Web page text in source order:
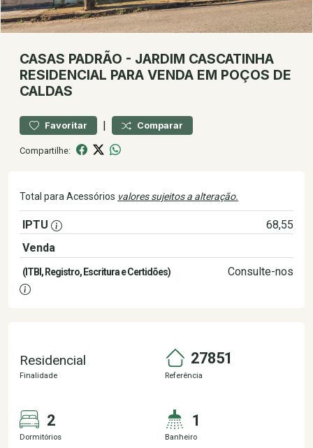
CASAS PADRÃO - JARDIM CASCATINHA
RESIDENCIAL PARA VENDA EM POÇOS DE
CALDAS
Favoritar | Comparar
Compartilhe:
Total para Acessórios valores sujeitos a alteração.
IPTU
68,55
Venda
(ITBI, Registro, Escritura e Certidões) Consulte-nos
Residencial
Finalidade
27851
Referência
2
Dormitórios
1
Banheiro